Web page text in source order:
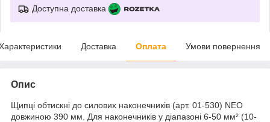
Доступна доставка
Доставка Оплата Умови повернення
Опис
Щипці обтискні до силових наконечників (арт. 01-530) NEO
довжиною 390 мм. Для наконечників у діапазоні 6-50 мм² (10-